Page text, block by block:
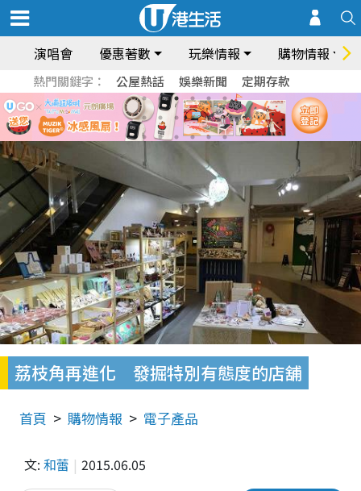
演唱會 優惠著數 玩樂情報 購物情報
熱門關鍵字： 公屋熱話 娛樂新聞 定期存款
荔枝角再進化 發掘特別有態度的店舖
首頁 購物情報 電子產品
文: 和蕾 2015.06.05